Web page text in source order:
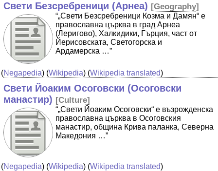
Свети Безсребреници (Арнеа) [Geography]
“„Свети Безсребреници Козма и Дамян“ е
православна църква в град Арнеа
(Леригово), Халкидики, Гърция, част от
Йерисовската, Светогорска и
Ардамерска …”
(Negapedia) (Wikipedia) (Wikipedia translated)
Свети Йоаким Осоговски (Осоговски
манастир) [Culture]
“„Свети Йоаким Осоговски“ е възрожденска
православна църква в Осоговския
манастир, община Крива паланка, Северна
Македония …”
(Negapedia) (Wikipedia) (Wikipedia translated)